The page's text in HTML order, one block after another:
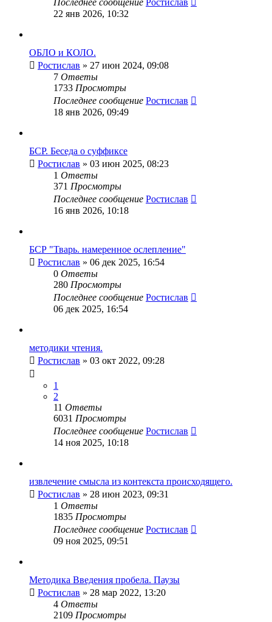
Последнее сообщение Ростислав
22 янв 2026, 10:32
ОБЛО и КОЛО.
Ростислав » 27 июн 2024, 09:08
7 Ответы
1733 Просмотры
Последнее сообщение Ростислав
18 янв 2026, 09:49
БСР. Беседа о суффиксе
Ростислав » 03 июн 2025, 08:23
1 Ответы
371 Просмотры
Последнее сообщение Ростислав
16 янв 2026, 10:18
БСР "Тварь. намеренное ослепление"
Ростислав » 06 дек 2025, 16:54
0 Ответы
280 Просмотры
Последнее сообщение Ростислав
06 дек 2025, 16:54
методики чтения.
Ростислав » 03 окт 2022, 09:28
1
2
11 Ответы
6031 Просмотры
Последнее сообщение Ростислав
14 ноя 2025, 10:18
извлечение смысла из контекста происходящего.
Ростислав » 28 июн 2023, 09:31
1 Ответы
1835 Просмотры
Последнее сообщение Ростислав
09 ноя 2025, 09:51
Методика Введения пробела. Паузы
Ростислав » 28 мар 2022, 13:20
4 Ответы
2109 Просмотры